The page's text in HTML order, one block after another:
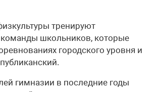
тренируют
школьников, которые
городского уровня и
гимназии в последние годы